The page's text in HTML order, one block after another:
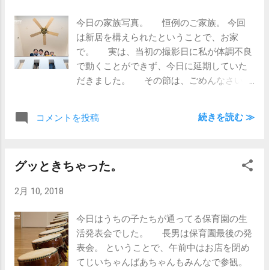
今日の家族写真。 恒例のご家族。 今回
は新居を構えられたということで、お家
で。 実は、当初の撮影日に私が体調不良
で動くことができず、今日に延期していた
だきました。 その節は、ごめんなさいで
て、中はもちろん、外でも撮ることができ
いまで新しくて、こっちもウキウキしてし
コメントを投稿 続きを読む ≫
グッときちゃった。
2月 10, 2018
今日はうちの子たちが通ってる保育園の生
活発表会でした。 長男は保育園最後の発
表会。 ということで、午前中はお店を閉め
てじいちゃんばあちゃんもみんなで参観。